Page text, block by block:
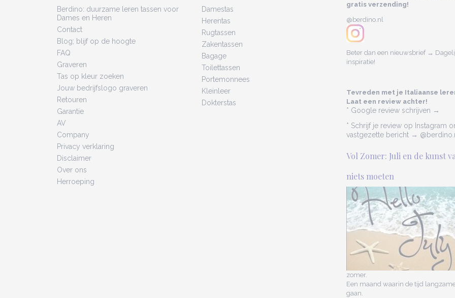
Berdino: duurzame leren tassen voor
Dames en Heren
Contact
Blog; blijf op de hoogte
FAQ
Graveren
Tas op kleur zoeken
Jouw bedrijfslogo graveren
Retouren
Garantie
AV
Company
Privacy verklaring
Disclaimer
Over ons
Herroeping
Damestas
Herentas
Rugtassen
Zakentassen
Bagage
Toilettassen
Portemonnees
Kleinleer
Dokterstas
gratis verzending!
@berdino.nl
Beter dan een nieuwsbrief →
inspiratie!
Tevreden met je Italiaanse
Laat een review achter!
* Google review schrijven →
* Schrijf je review op Instagram
vastgezette bericht →
Vol Zomer: Juli en de kunst
niets moeten
zomer.
Een maand waarin de tijd
gaan.